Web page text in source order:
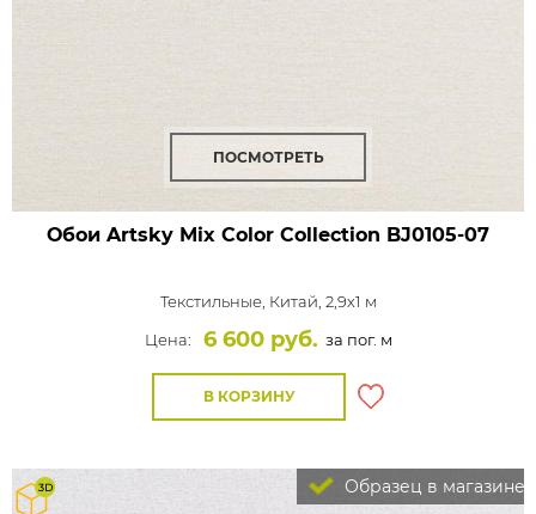
ПОСМОТРЕТЬ
Обои Artsky Mix Color Collection BJ0105-07
Текстильные, Китай, 2,9x1 м
Цена:
6 600 руб. за пог. м
В КОРЗИНУ
Образец в магазине